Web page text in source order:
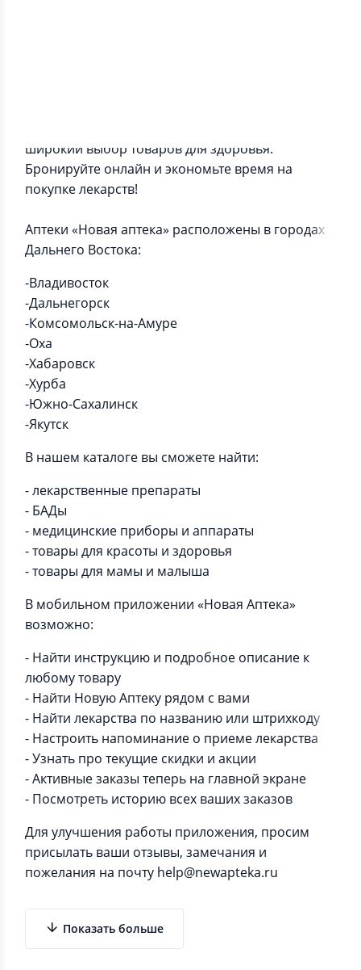
широкий выбор товаров для здоровья.
Бронируйте онлайн и экономьте время на
покупке лекарств!
Аптеки «Новая аптека» расположены в городах
Дальнего Востока:
-Владивосток
-Дальнегорск
-Комсомольск-на-Амуре
-Оха
-Хабаровск
-Хурба
-Южно-Сахалинск
-Якутск
В нашем каталоге вы сможете найти:
- лекарственные препараты
- БАДы
- медицинские приборы и аппараты
- товары для красоты и здоровья
- товары для мамы и малыша
В мобильном приложении «Новая Аптека»
возможно:
- Найти инструкцию и подробное описание к
любому товару
- Найти Новую Аптеку рядом с вами
- Найти лекарства по названию или штрихкоду
- Настроить напоминание о приеме лекарства
- Узнать про текущие скидки и акции
- Активные заказы теперь на главной экране
- Посмотреть историю всех ваших заказов
Для улучшения работы приложения, просим
присылать ваши отзывы, замечания и
пожелания на почту help@newapteka.ru
Показать больше